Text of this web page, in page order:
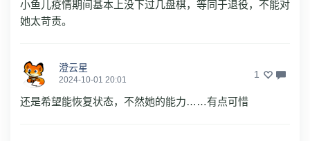
小鱼儿疫情期间基本上没下过几盘棋，等同于退役，不能对
她太苛责。
澄云星
2024-10-01 20:01 1
还是希望能恢复状态，不然她的能力……有点可惜